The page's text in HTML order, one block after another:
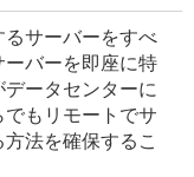
サーバーをすべ
バーを即座に特
ータセンターに
もリモートでサ
法を確保するこ